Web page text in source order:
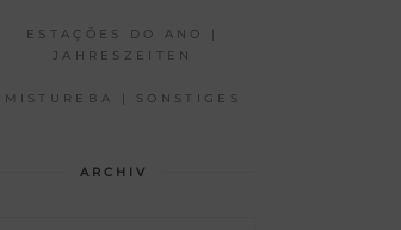
ESTAÇÕES DO ANO |
JAHRESZEITEN
MISTUREBA | SONSTIGES
ARCHIV